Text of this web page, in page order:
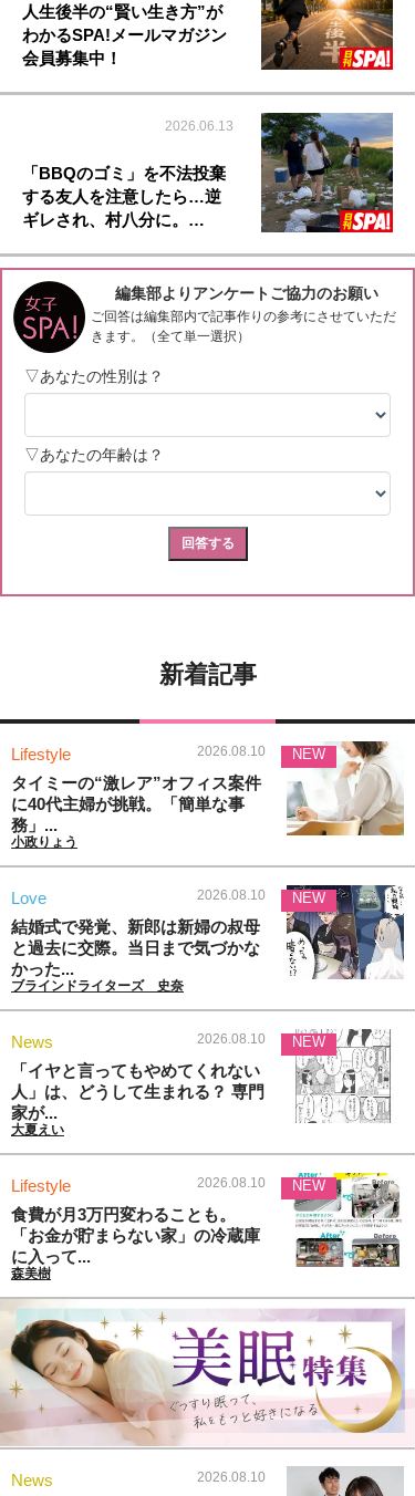
人生後半の“賢い生き方”が
わかるSPA!メールマガジン
会員募集中！
2026.06.13
「BBQのゴミ」を不法投棄
する友人を注意したら…逆
ギレされ、村八分に。…
新着記事
Lifestyle 2026.08.10
タイミーの“激レア”オフィス案件
に40代主婦が挑戦。「簡単な事
務」...
小政りょう
NEW
Love 2026.08.10
結婚式で発覚、新郎は新婦の叔母
と過去に交際。当日まで気づかな
かった...
ブラインドライターズ 史奈
NEW
News 2026.08.10
「イヤと言ってもやめてくれない
人」は、どうして生まれる？ 専門
家が...
大夏えい
NEW
Lifestyle 2026.08.10
食費が月3万円変わることも。
「お金が貯まらない家」の冷蔵庫
に入って...
森美樹
NEW
News 2026.08.10